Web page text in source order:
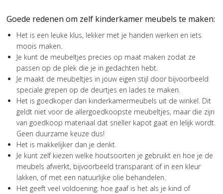
Goede redenen om zelf kinderkamer meubels te maken:
Het is een leuke klus, lekker met je handen werken en iets
moois maken.
Je kunt de meubeltjes precies op maat maken zodat ze
passen op de plek die je in gedachten hebt.
Je maakt de meubeltjes in jouw eigen stijl door bijvoorbeeld
speciale grepen op de deurtjes en lades te maken.
Het is goedkoper dan kinderkamermeubels uit de winkel. Dit
geldt niet voor de allergoedkoopste meubeltjes, maar die zijn
van goedkoop materiaal dat sneller kapot gaat en lelijk wordt.
Geen duurzame keuze dus!
Het is makkelijker dan je denkt.
Je kunt zelf kiezen welke houtsoorten je gebruikt en hoe je de
meubels afwerkt, bijvoorbeeld transparant of in een kleur
lakken, of met een natuurlijke olie behandelen.
Het geeft veel voldoening: hoe gaaf is het als je kind of